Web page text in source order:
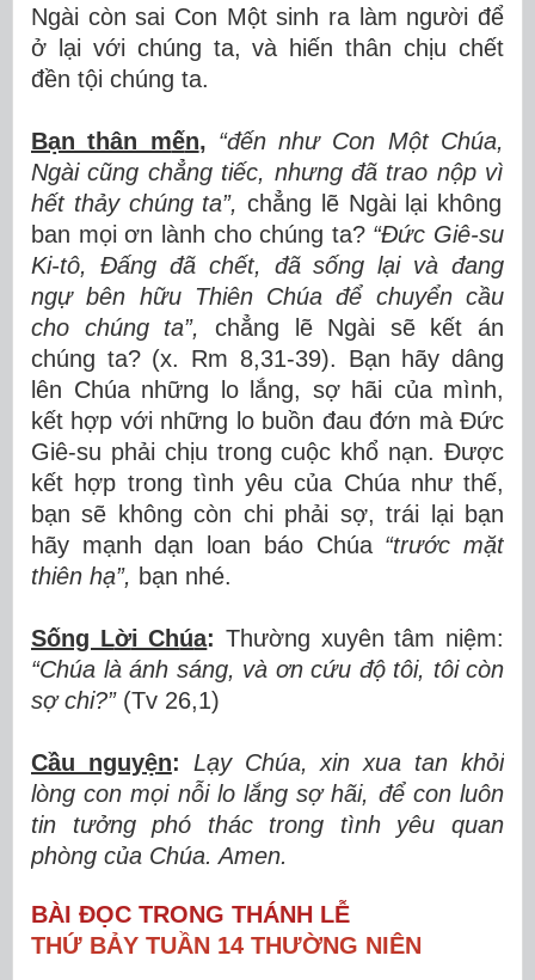
Ngài còn sai Con Một sinh ra làm người để
ở lại với chúng ta, và hiến thân chịu chết
đền tội chúng ta.
Bạn thân mến, “đến nhưCon Một Chúa,
Ngài cũng chẳng tiếc, nhưng đãtrao nộp vì
hết thảy chúng ta”,chẳng lẽ Ngài lại không
ban mọi ơn lành cho chúng ta? “Đức Giê-su
Ki-tô, Đấng đãchết, đãsống lại và đang
ngựbên hữu Thiên Chúađểchuyển cầu
cho chúng ta”,
chẳng lẽ Ngài sẽ kết án
chúng ta? (x. Rm 8,31-39). Bạn hãy dâng
lên Chúa những lo lắng, sợ hãi của mình,
kết hợp với những lo buồn đau đớn mà Đức
Giê-su phải chịu trong cuộc khổ nạn. Được
kết hợp trong tình yêu của Chúa như thế,
bạn sẽ không còn chi phải sợ, trái lại bạn
hãy mạnh dạn loan báo Chúa “trước mặt
thiên hạ”, bạn nhé.
Sống Lời Chúa: Thường xuyên tâm niệm:
“Chúa là ánh sáng, và ơn cứu độtôi, tôi còn
sợchi?”(Tv 26,1)
Cầu nguyện: Lạy Chúa, xin xua tan khỏi
lòng con mọi nỗi lo lắng sợhãi, đểcon luôn
tin tưởng phó thác trong tình yêu quan
phòng của Chúa. Amen.
BÀI ĐỌC TRONG THÁNH LỄ
THỨ BẢY TUẦN 14 THƯỜNG NIÊN